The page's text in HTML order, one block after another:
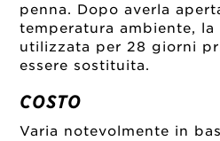
penna. Dopo averla
temperatura ambiente, la
utilizzata per 28 giorni
essere sostituita.
COSTO
Varia notevolmente in